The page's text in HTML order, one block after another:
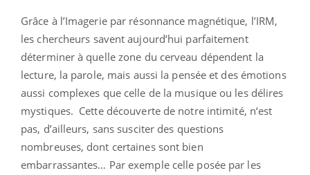
Grâce à l’Imagerie par résonnance magnétique, l’IRM,
les chercheurs savent aujourd’hui parfaitement
déterminer à quelle zone du cerveau dépendent la
lecture, la parole, mais aussi la pensée et des émotions
aussi complexes que celle de la musique ou les délires
mystiques. Cette découverte de notre intimité, n‘est
pas, d’ailleurs, sans susciter des questions
nombreuses, dont certaines sont bien
embarrassantes… Par exemple celle posée par les